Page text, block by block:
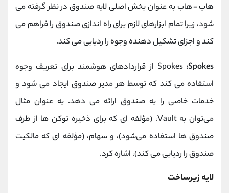
هاب -هاب به عنوان بخش اصلی لایه صندوق در نظر گرفته می
شود، زیرا تمام ابزارهای لازم برای راه اندازی صندوق را فراهم می
کند و اجزای تشکیل دهنده وجوه را ردیابی می کند.
Spokes:Spokes
از قراردادهای هوشمند برای تعریف وجوه
استفاده می کند که توسط هر مدیر صندوق ایجاد می شود و
خدمات خاصی را به صندوق ارائه می دهد. به عنوان مثال
می‌توان به Vault، (مؤلفه ‌ای که برای ذخیره توکن ‌ها از طرف
صندوق ‌ها استفاده می‌شود)، و سهام، (مؤلفه‌ ای که مالکیت
صندوق را ردیابی می ‌کند)، اشاره کرد.
لایه زیرساخت